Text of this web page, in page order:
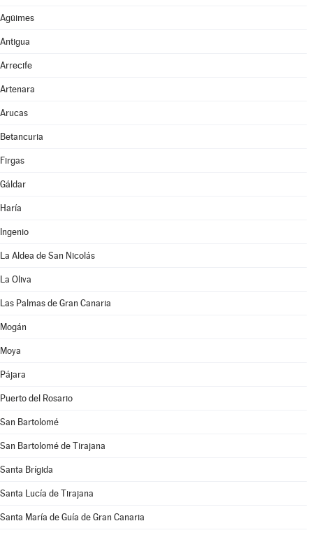
Agüimes
Antigua
Arrecife
Artenara
Arucas
Betancuria
Firgas
Gáldar
Haría
Ingenio
La Aldea de San Nicolás
La Oliva
Las Palmas de Gran Canaria
Mogán
Moya
Pájara
Puerto del Rosario
San Bartolomé
San Bartolomé de Tirajana
Santa Brígida
Santa Lucía de Tirajana
Santa María de Guía de Gran Canaria